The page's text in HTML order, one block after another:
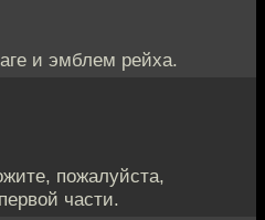
и эмблем рейха.
пожалуйста,
части.